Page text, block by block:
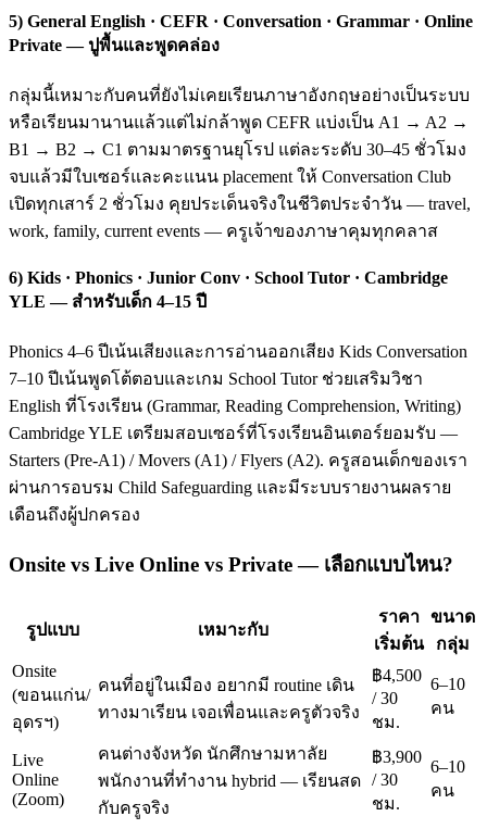
5) General English · CEFR · Conversation · Grammar · Online
Private — ปูพื้นและพูดคล่อง
กลุ่มนี้เหมาะกับคนที่ยังไม่เคยเรียนภาษาอังกฤษอย่างเป็นระบบ
หรือเรียนมานานแล้วแต่ไม่กล้าพูด CEFR แบ่งเป็น A1 → A2 →
B1 → B2 → C1 ตามมาตรฐานยุโรป แต่ละระดับ 30–45 ชั่วโมง
จบแล้วมีใบเซอร์และคะแนน placement ให้ Conversation Club
เปิดทุกเสาร์ 2 ชั่วโมง คุยประเด็นจริงในชีวิตประจำวัน — travel,
work, family, current events — ครูเจ้าของภาษาคุมทุกคลาส
6) Kids · Phonics · Junior Conv · School Tutor · Cambridge
YLE — สำหรับเด็ก 4–15 ปี
Phonics 4–6 ปีเน้นเสียงและการอ่านออกเสียง Kids Conversation
7–10 ปีเน้นพูดโต้ตอบและเกม School Tutor ช่วยเสริมวิชา
English ที่โรงเรียน (Grammar, Reading Comprehension, Writing)
Cambridge YLE เตรียมสอบเซอร์ที่โรงเรียนอินเตอร์ยอมรับ —
Starters (Pre-A1) / Movers (A1) / Flyers (A2). ครูสอนเด็กของเรา
ผ่านการอบรม Child Safeguarding และมีระบบรายงานผลราย
เดือนถึงผู้ปกครอง
Onsite vs Live Online vs Private — เลือกแบบไหน?
รูปแบบ เหมาะกับ
ราคา
เริ่มต้น
ขนาด
กลุ่ม
Onsite
(ขอนแก่น/
อุดรฯ)
คนที่อยู่ในเมือง อยากมี routine เดิน
ทางมาเรียน เจอเพื่อนและครูตัวจริง
฿4,500
/ 30
ชม.
6–10
คน
Live
Online
(Zoom)
คนต่างจังหวัด นักศึกษามหาลัย
พนักงานที่ทำงาน hybrid — เรียนสด
กับครูจริง
฿3,900
/ 30
ชม.
6–10
คน